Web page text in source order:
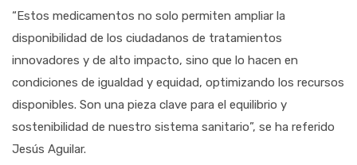
“Estos medicamentos no solo permiten ampliar la
disponibilidad de los ciudadanos de tratamientos
innovadores y de alto impacto, sino que lo hacen en
condiciones de igualdad y equidad, optimizando los recursos
disponibles. Son una pieza clave para el equilibrio y
sostenibilidad de nuestro sistema sanitario”, se ha referido
Jesús Aguilar.